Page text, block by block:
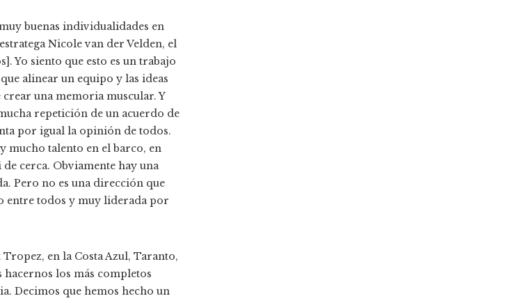
buenas individualidades en
Nicole van der Velden, el
Yo siento que esto es un trabajo
alinear un equipo y las ideas
una memoria muscular. Y
repetición de un acuerdo de
por igual la opinión de todos.
mucho talento en el barco, en
cerca. Obviamente hay una
Pero no es una dirección que
entre todos y muy liderada por
en la Costa Azul, Taranto,
los más completos
Decimos que hemos hecho un